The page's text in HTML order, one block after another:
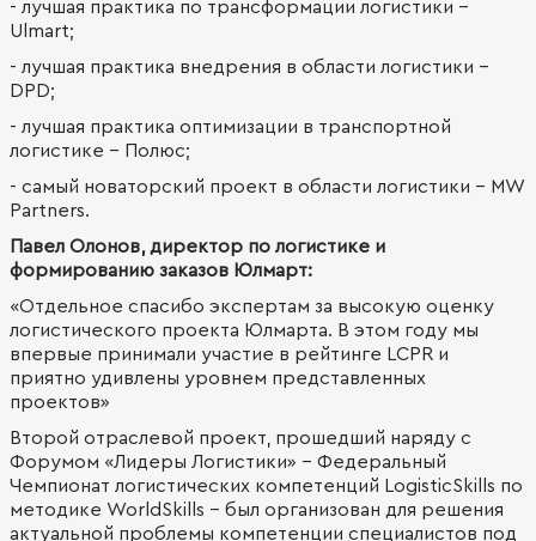
- лучшая практика по трансформации логистики –
Ulmart;
- лучшая практика внедрения в области логистики –
DPD;
- лучшая практика оптимизации в транспортной
логистике – Полюс;
- самый новаторский проект в области логистики - MW
Partners.
Павел Олонов, директор по логистике и
формированию заказов Юлмарт:
«Отдельное спасибо экспертам за высокую оценку
логистического проекта Юлмарта. В этом году мы
впервые принимали участие в рейтинге LCPR и
приятно удивлены уровнем представленных
проектов»
Второй отраслевой проект, прошедший наряду с
Форумом «Лидеры Логистики» - Федеральный
Чемпионат логистических компетенций LogisticSkills по
методике WorldSkills – был организован для решения
актуальной проблемы компетенции специалистов под